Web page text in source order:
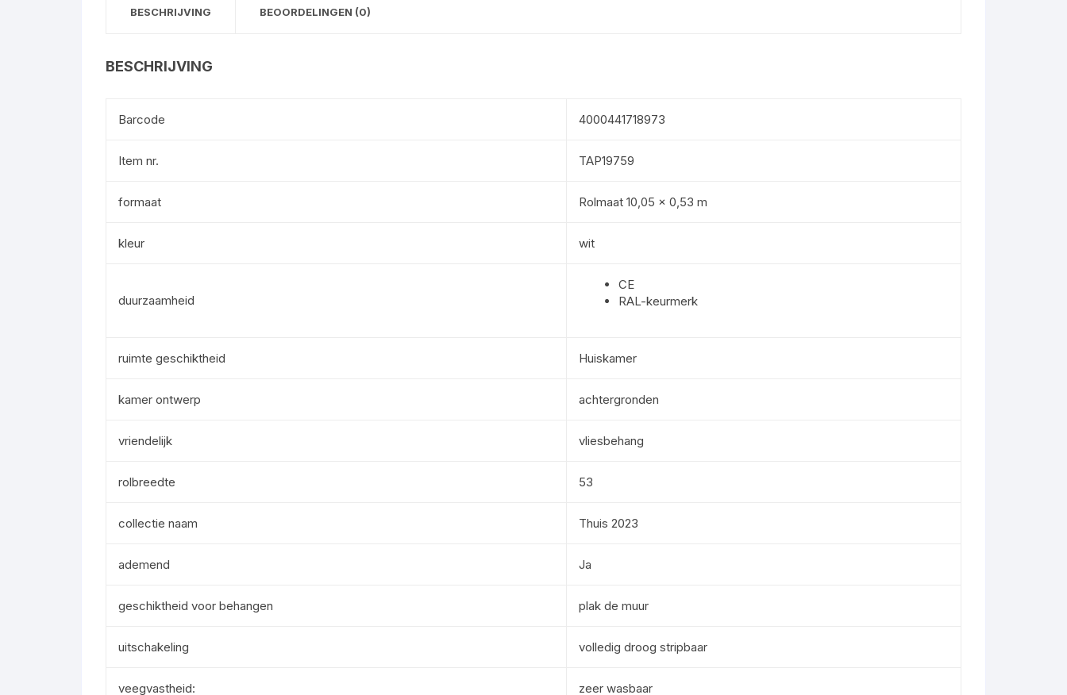
BESCHRIJVING BEOORDELINGEN (0)
BESCHRIJVING
Barcode 4000441718973
Item nr. TAP19759
formaat Rolmaat 10,05 x 0,53 m
kleur wit
duurzaamheid
CE
RAL-keurmerk
ruimte geschiktheid Huiskamer
kamer ontwerp achtergronden
vriendelijk vliesbehang
rolbreedte 53
collectie naam Thuis 2023
ademend Ja
geschiktheid voor behangen plak de muur
uitschakeling volledig droog stripbaar
veegvastheid: zeer wasbaar